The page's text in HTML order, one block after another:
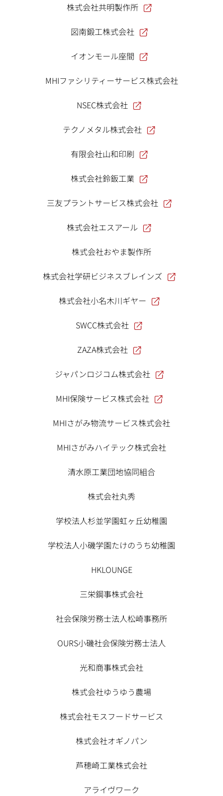
株式会社共明製作所
図南鍛工株式会社
イオンモール座間
MHIファシリティーサービス株式会社
NSEC株式会社
テクノメタル株式会社
有限会社山和印刷
株式会社鈴鈑工業
三友プラントサービス株式会社
株式会社エスアール
株式会社おやま製作所
株式会社学研ビジネスブレインズ
株式会社小名木川ギヤー
SWCC株式会社
ZAZA株式会社
ジャパンロジコム株式会社
MHI保険サービス株式会社
MHIさがみ物流サービス株式会社
MHIさがみハイテック株式会社
清水原工業団地協同組合
株式会社丸秀
学校法人杉並学園虹ヶ丘幼稚園
学校法人小磯学園たけのうち幼稚園
HKLOUNGE
三栄鋼事株式会社
社会保険労務士法人松崎事務所
OURS小磯社会保険労務士法人
光和商事株式会社
株式会社ゆうゆう農場
株式会社モスフードサービス
株式会社オギノパン
芦穂崎工業株式会社
アライヴワーク